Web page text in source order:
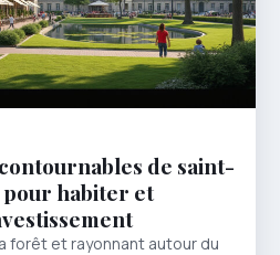
de saint-
habiter et
forêt et rayonnant autour du